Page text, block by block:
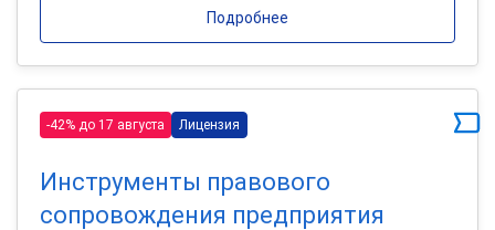
Подробнее
-42% до 17 августа Лицензия
Инструменты правового
сопровождения предприятия